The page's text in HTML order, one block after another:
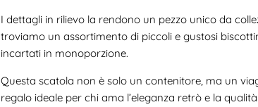
I dettagli in rilievo la rendono un pezzo unico da
troviamo un assortimento di piccoli e gustosi
incartati in monoporzione.
Questa scatola non è solo un contenitore, ma un
regalo ideale per chi ama l’eleganza retrò e la